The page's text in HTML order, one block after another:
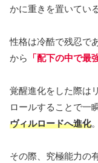
かに重きを置いてい
性格は冷酷で残忍で
から
「配下の中で最
覚醒進化をした際は
ロールすることで一
ヴィルロードへ進化。
その際、究極能力の